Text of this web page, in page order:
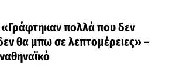
πολλά που δεν
θα μπω σε λεπτομέρειες» –